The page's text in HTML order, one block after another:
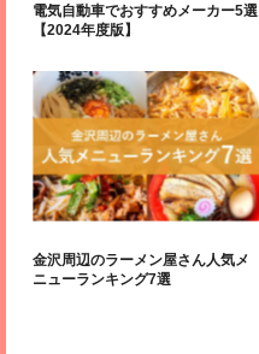
電気自動車でおすすめメーカー5選
【2024年度版】
金沢周辺のラーメン屋さん人気メ
ニューランキング7選